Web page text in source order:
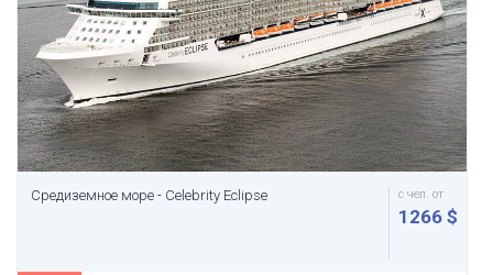
Средиземное море - Celebrity Eclipse с чел. от
1266 $